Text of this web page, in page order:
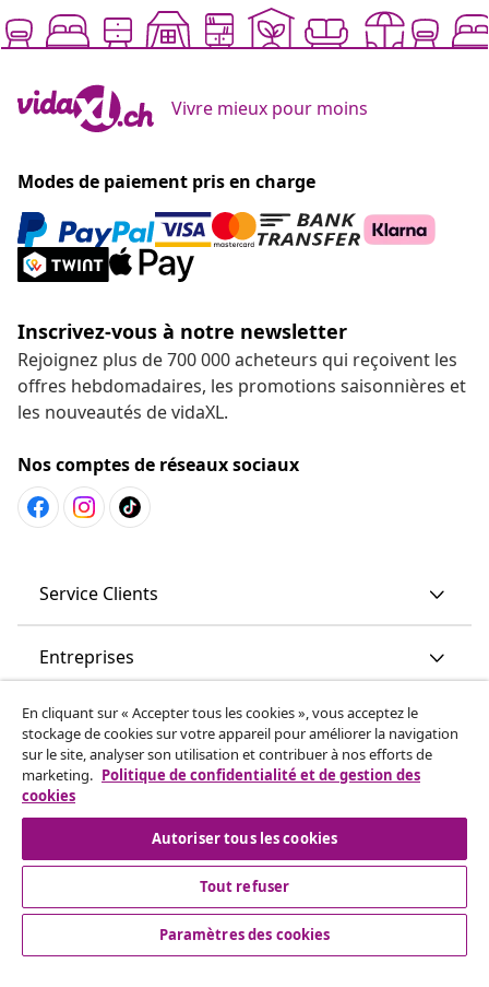
Vivre mieux pour moins
Modes de paiement pris en charge
Inscrivez-vous à notre newsletter
Rejoignez plus de 700 000 acheteurs qui reçoivent les
offres hebdomadaires, les promotions saisonnières et
les nouveautés de vidaXL.
Nos comptes de réseaux sociaux
Service Clients
Entreprises
vidaXL
More content links
© 2008-2026 www.vidaxl.ch est un site web de TM
En cliquant sur « Accepter tous les cookies », vous acceptez le
stockage de cookies sur votre appareil pour améliorer la navigation
sur le site, analyser son utilisation et contribuer à nos efforts de
marketing. Politique de confidentialité et de gestion des
cookies
Autoriser tous les cookies
Tout refuser
Paramètres des cookies